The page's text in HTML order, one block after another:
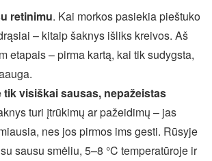
retinimu. Kai morkos pasiekia pieštuko
– kitaip šaknys išliks kreivos. Aš
etapais – pirma kartą, kai tik sudygsta,
visiškai sausas, nepažeistas
turi įtrūkimų ar pažeidimų – jas
nes jos pirmos ims gesti. Rūsyje
sausu smėliu, 5–8 °C temperatūroje ir